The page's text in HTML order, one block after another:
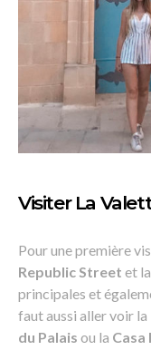
Visiter La
Pour une première
Republic Street et la
principales et
faut aussi aller voir la
du Palais ou la Casa